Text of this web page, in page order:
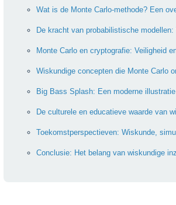
Wat is de Monte Carlo-methode? Een
De kracht van probabilistische
Monte Carlo en cryptografie: Veiligheid
Wiskundige concepten die Monte Carlo
Big Bass Splash: Een moderne
De culturele en educatieve waarde van
Toekomstperspectieven: Wiskunde,
Conclusie: Het belang van wiskundige